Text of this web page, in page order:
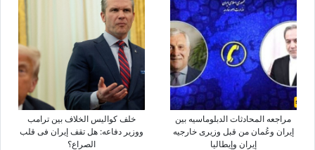
مراجعه المحادثات الدبلوماسیه بین
إیران وعُمان من قبل وزیری خارجیه
إیران وإیطالیا
خلف کوالیس الخلاف بین ترامب
ووزیر دفاعه: هل تقف إیران فی قلب
الصراع؟